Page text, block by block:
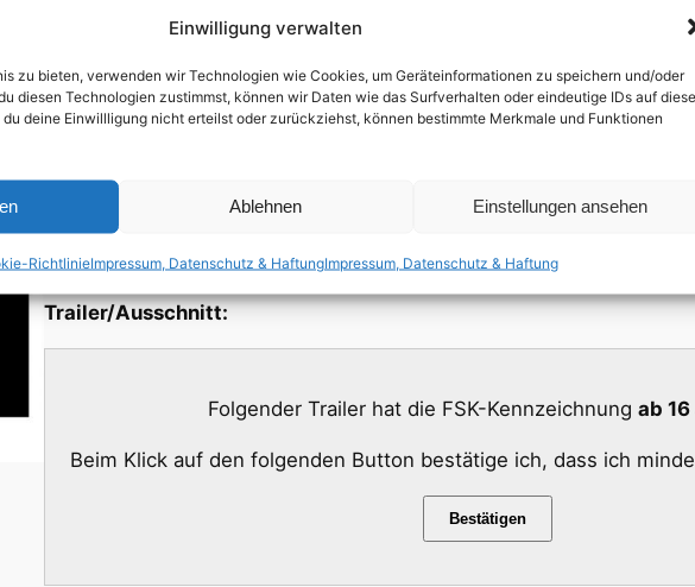
Einwilligung verwalten
zu bieten, verwenden wir Technologien wie Cookies, um Geräteinformationen zu speichern und/oder
diesen Technologien zustimmst, können wir Daten wie das Surfverhalten oder eindeutige IDs auf
du deine Einwillligung nicht erteilst oder zurückziehst, können bestimmte Merkmale und Funktionen
Ablehnen Einstellungen ansehen
RichtlinieImpressum, Datenschutz & HaftungImpressum, Datenschutz & Haftung
Die Starbesetzung mit James Van Der Beek (Drogendealer Sean
Sossamon (Lauren Hynde) , Ian Somerhalder (der homosexuelle
Biel (Lara Holleran) bringt Leben in diesen ehrlichen und hippen
Beziehungen am College. Vergessen Sie alles, was Sie über die
und bereiten Sie sich auf die Themen Jungfräulichkeit,
Untreue in dieser düster-lustigen Satire des Lebens, der Liebe und
vor. Basierend auf dem Roman von Bret Easton Ellis, unter Regie
Erstveröffentlichung in Deutschland: 01.05.2003
Trailer/Ausschnitt:
Folgender Trailer hat die FSK-Kennzeichnung ab
Beim Klick auf den folgenden Button bestätige ich, dass ich
Bestätigen